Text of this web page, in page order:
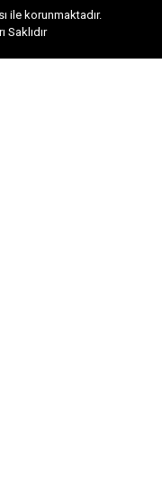
ile korunmaktadır.
Saklıdır